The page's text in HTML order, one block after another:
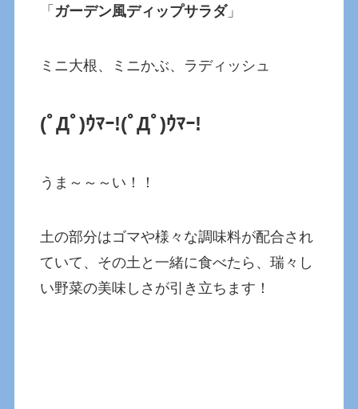
「 ガーデン風ディップサラダ」
ミニ大根、ミニかぶ、ラディッシュ
(ﾟДﾟ)ｳﾏｰ!(ﾟДﾟ)ｳﾏｰ!
うま～～～い！！
土の部分はゴマや様々な調味料が配合され
ていて、その土と一緒に食べたら、瑞々し
い野菜の美味しさが引き立ちます！